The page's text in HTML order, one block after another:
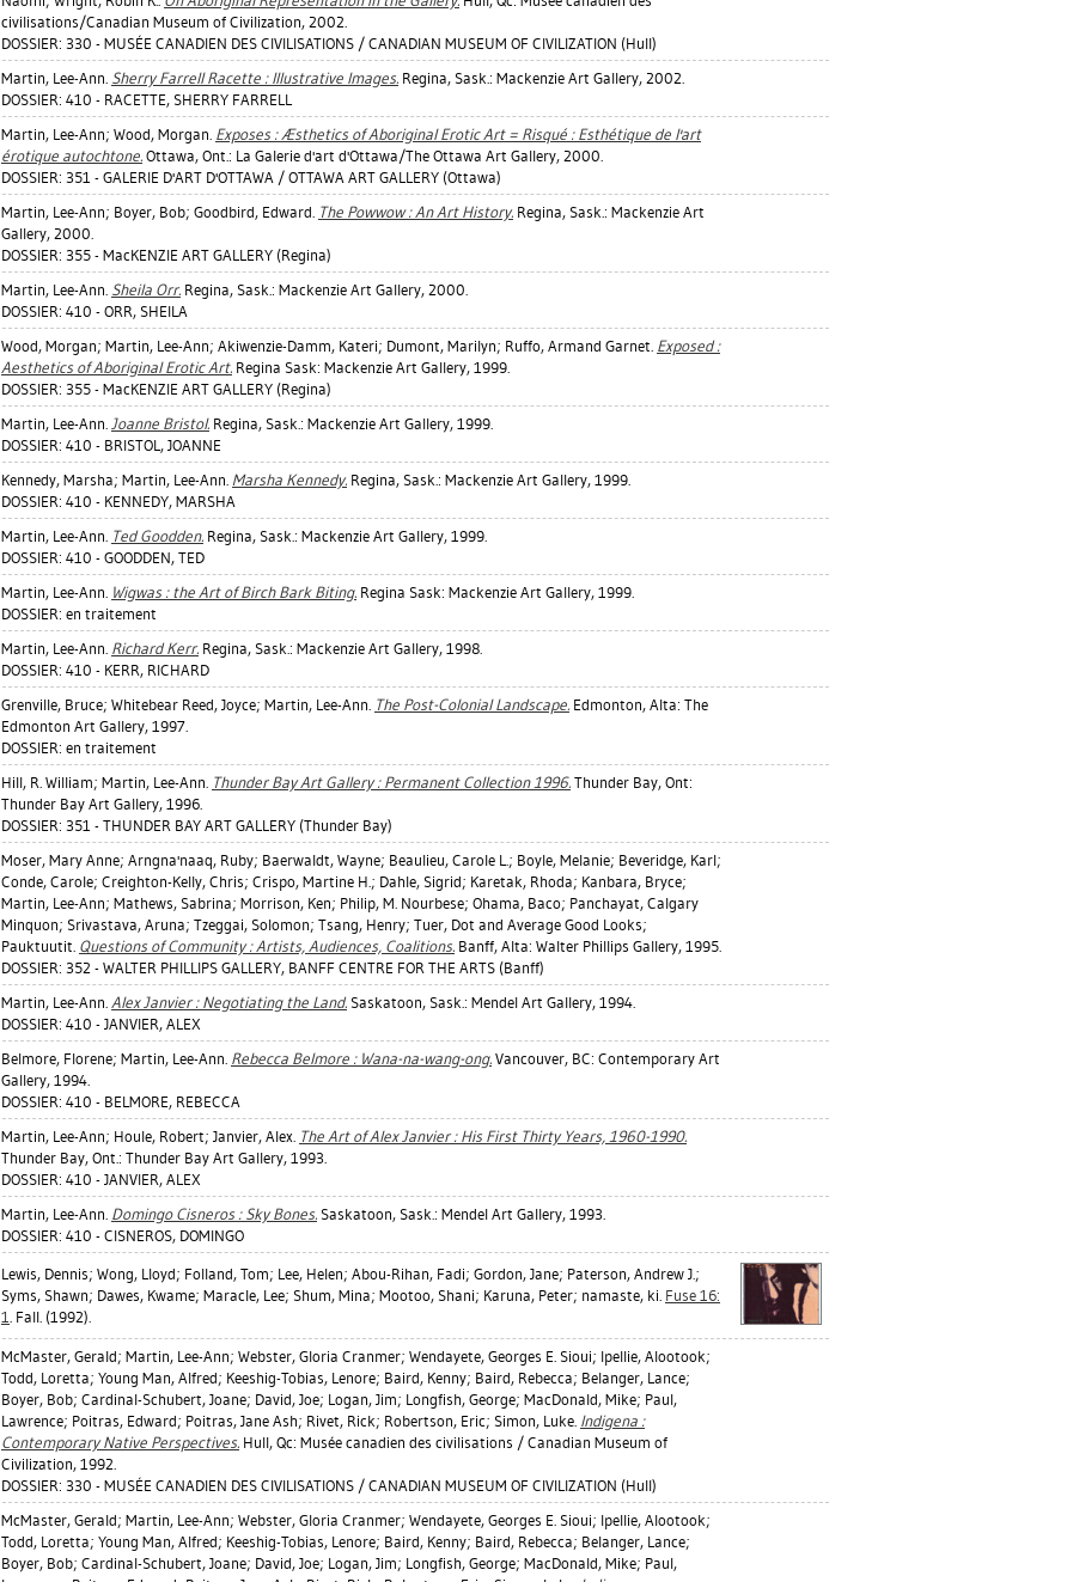
civilisations/Canadian Museum of Civilization, 2002.
DOSSIER: 330 - MUSÉE CANADIEN DES CIVILISATIONS / CANADIAN MUSEUM OF CIVILIZATION (Hull)
Martin, Lee-Ann. Sherry Farrell Racette : Illustrative Images. Regina, Sask.: Mackenzie Art Gallery, 2002.
DOSSIER: 410 - RACETTE, SHERRY FARRELL
Martin, Lee-Ann; Wood, Morgan. Exposes : Æsthetics of Aboriginal Erotic Art = Risqué : Esthétique de l'art
érotique autochtone. Ottawa, Ont.: La Galerie d'art d'Ottawa/The Ottawa Art Gallery, 2000.
DOSSIER: 351 - GALERIE D'ART D'OTTAWA / OTTAWA ART GALLERY (Ottawa)
Martin, Lee-Ann; Boyer, Bob; Goodbird, Edward. The Powwow : An Art History. Regina, Sask.: Mackenzie Art
Gallery, 2000.
DOSSIER: 355 - MacKENZIE ART GALLERY (Regina)
Martin, Lee-Ann. Sheila Orr. Regina, Sask.: Mackenzie Art Gallery, 2000.
DOSSIER: 410 - ORR, SHEILA
Wood, Morgan; Martin, Lee-Ann; Akiwenzie-Damm, Kateri; Dumont, Marilyn; Ruffo, Armand Garnet. Exposed :
Aesthetics of Aboriginal Erotic Art. Regina Sask: Mackenzie Art Gallery, 1999.
DOSSIER: 355 - MacKENZIE ART GALLERY (Regina)
Martin, Lee-Ann. Joanne Bristol. Regina, Sask.: Mackenzie Art Gallery, 1999.
DOSSIER: 410 - BRISTOL, JOANNE
Kennedy, Marsha; Martin, Lee-Ann. Marsha Kennedy. Regina, Sask.: Mackenzie Art Gallery, 1999.
DOSSIER: 410 - KENNEDY, MARSHA
Martin, Lee-Ann. Ted Goodden. Regina, Sask.: Mackenzie Art Gallery, 1999.
DOSSIER: 410 - GOODDEN, TED
Martin, Lee-Ann. Wigwas : the Art of Birch Bark Biting. Regina Sask: Mackenzie Art Gallery, 1999.
DOSSIER: en traitement
Martin, Lee-Ann. Richard Kerr. Regina, Sask.: Mackenzie Art Gallery, 1998.
DOSSIER: 410 - KERR, RICHARD
Grenville, Bruce; Whitebear Reed, Joyce; Martin, Lee-Ann. The Post-Colonial Landscape. Edmonton, Alta: The
Edmonton Art Gallery, 1997.
DOSSIER: en traitement
Hill, R. William; Martin, Lee-Ann. Thunder Bay Art Gallery : Permanent Collection 1996. Thunder Bay, Ont:
Thunder Bay Art Gallery, 1996.
DOSSIER: 351 - THUNDER BAY ART GALLERY (Thunder Bay)
Moser, Mary Anne; Arngna'naaq, Ruby; Baerwaldt, Wayne; Beaulieu, Carole L.; Boyle, Melanie; Beveridge, Karl;
Conde, Carole; Creighton-Kelly, Chris; Crispo, Martine H.; Dahle, Sigrid; Karetak, Rhoda; Kanbara, Bryce;
Martin, Lee-Ann; Mathews, Sabrina; Morrison, Ken; Philip, M. Nourbese; Ohama, Baco; Panchayat, Calgary
Minquon; Srivastava, Aruna; Tzeggai, Solomon; Tsang, Henry; Tuer, Dot and Average Good Looks;
Pauktuutit. Questions of Community : Artists, Audiences, Coalitions. Banff, Alta: Walter Phillips Gallery, 1995.
DOSSIER: 352 - WALTER PHILLIPS GALLERY, BANFF CENTRE FOR THE ARTS (Banff)
Martin, Lee-Ann. Alex Janvier : Negotiating the Land. Saskatoon, Sask.: Mendel Art Gallery, 1994.
DOSSIER: 410 - JANVIER, ALEX
Belmore, Florene; Martin, Lee-Ann. Rebecca Belmore : Wana-na-wang-ong. Vancouver, BC: Contemporary Art
Gallery, 1994.
DOSSIER: 410 - BELMORE, REBECCA
Martin, Lee-Ann; Houle, Robert; Janvier, Alex. The Art of Alex Janvier : His First Thirty Years, 1960-1990.
Thunder Bay, Ont.: Thunder Bay Art Gallery, 1993.
DOSSIER: 410 - JANVIER, ALEX
Martin, Lee-Ann. Domingo Cisneros : Sky Bones. Saskatoon, Sask.: Mendel Art Gallery, 1993.
DOSSIER: 410 - CISNEROS, DOMINGO
Lewis, Dennis; Wong, Lloyd; Folland, Tom; Lee, Helen; Abou-Rihan, Fadi; Gordon, Jane; Paterson, Andrew J.;
Syms, Shawn; Dawes, Kwame; Maracle, Lee; Shum, Mina; Mootoo, Shani; Karuna, Peter; namaste, ki. Fuse 16:
1. Fall. (1992).
McMaster, Gerald; Martin, Lee-Ann; Webster, Gloria Cranmer; Wendayete, Georges E. Sioui; Ipellie, Alootook;
Todd, Loretta; Young Man, Alfred; Keeshig-Tobias, Lenore; Baird, Kenny; Baird, Rebecca; Belanger, Lance;
Boyer, Bob; Cardinal-Schubert, Joane; David, Joe; Logan, Jim; Longfish, George; MacDonald, Mike; Paul,
Lawrence; Poitras, Edward; Poitras, Jane Ash; Rivet, Rick; Robertson, Eric; Simon, Luke. Indigena :
Contemporary Native Perspectives. Hull, Qc: Musée canadien des civilisations / Canadian Museum of
Civilization, 1992.
DOSSIER: 330 - MUSÉE CANADIEN DES CIVILISATIONS / CANADIAN MUSEUM OF CIVILIZATION (Hull)
McMaster, Gerald; Martin, Lee-Ann; Webster, Gloria Cranmer; Wendayete, Georges E. Sioui; Ipellie, Alootook;
Todd, Loretta; Young Man, Alfred; Keeshig-Tobias, Lenore; Baird, Kenny; Baird, Rebecca; Belanger, Lance;
Boyer, Bob; Cardinal-Schubert, Joane; David, Joe; Logan, Jim; Longfish, George; MacDonald, Mike; Paul,